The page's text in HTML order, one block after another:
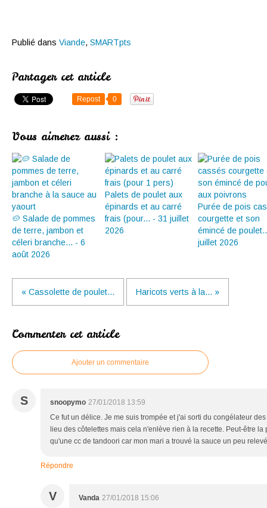
Publié dans Viande, SMARTpts
Partager cet article
Repost 0
Vous aimerez aussi :
🥔 Salade de pommes
de terre, jambon et
céleri branche... - 6
août 2026
Palets de poulet aux
épinards et au carré
frais (pour... - 31 juillet
2026
Purée de pois
courgette et son
émincé de
juillet 2026
« Cassolette de poulet... Haricots verts à la... »
Commenter cet article
Ajouter un commentaire
S snoopymo 27/01/2018 13:59
Ce fut un délice. Je me suis trompée et j'ai sorti du congélateur
lieu des côtelettes mais cela n'enlève rien à la recette. Peut-être
qu'une cc de tandoori car mon mari a trouvé la sauce un peu
Répondre
V Vanda 27/01/2018 15:06